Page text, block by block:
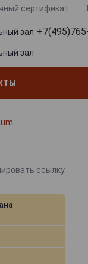
сертификат
зал
зал
ссылку